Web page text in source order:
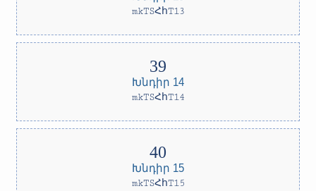
mkTSՀհT13
Խնդիր 14
mkTSՀհT14
Խնդիր 15
mkTSՀհT15